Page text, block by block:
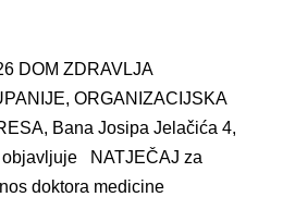
DOM ZDRAVLJA
ORGANIZACIJSKA
Bana Josipa Jelačića 4,
objavljuje NATJEČAJ za
doktora medicine